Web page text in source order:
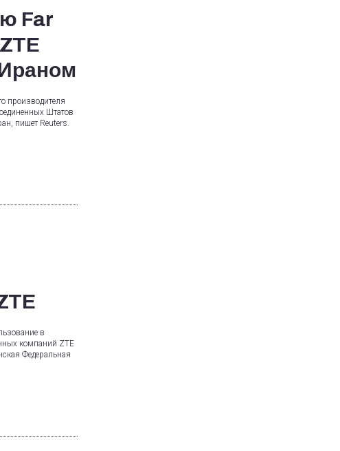
Far
производителя
Штатов
пишет Reuters.
в
компаний ZTE
Федеральная